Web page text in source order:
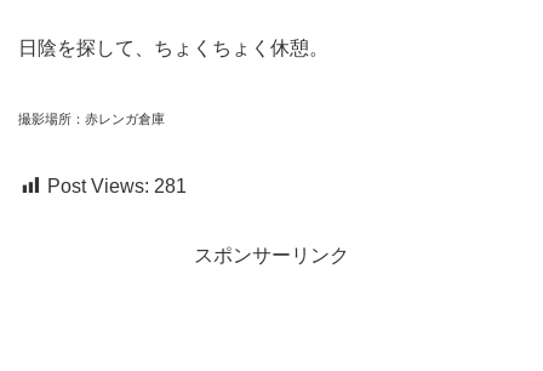
日陰を探して、ちょくちょく休憩。
撮影場所：赤レンガ倉庫
Post Views: 281
スポンサーリンク